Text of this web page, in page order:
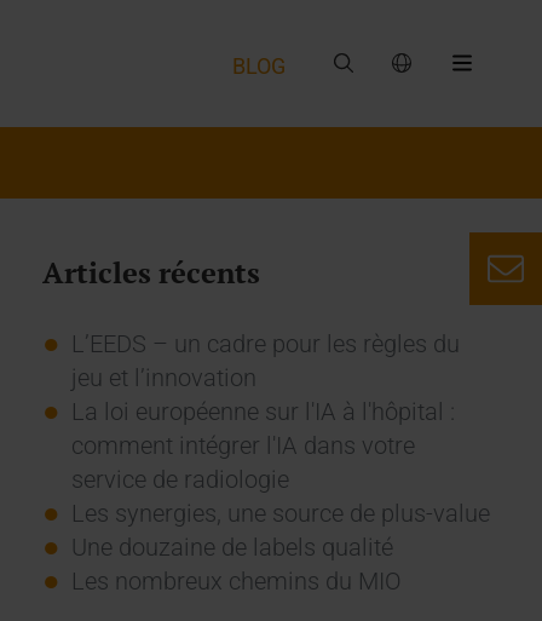
BLOG
Articles récents
L’EEDS – un cadre pour les règles du
jeu et l’innovation
La loi européenne sur l'IA à l'hôpital :
comment intégrer l'IA dans votre
service de radiologie
Les synergies, une source de plus-value
Une douzaine de labels qualité
Les nombreux chemins du MIO